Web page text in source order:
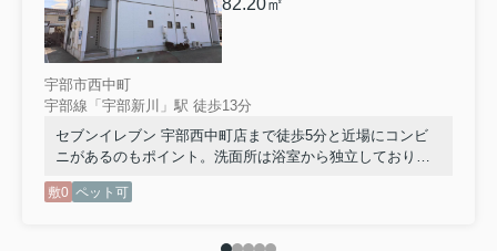
る”お部屋出張・研修・単身赴任・リフ
ォーム中の仮住まいなど、短期間のお
住まい探しの方へ。家具・家電付きで
リッシュシェソワ201
3.5万円
宇部市西中町
宇部線「宇部新川」駅 徒歩13分
セブンイレブン 宇部西中町店まで徒歩5分と近場にコンビ
ニがあるのもポイント。洗面所は浴室から独立しており、
が嬉しい賃貸物件です。交通アクセスの充実した住まいを
かがでしょう。きっとお客様のライフスタイルに合った暮
敷0 ペット可